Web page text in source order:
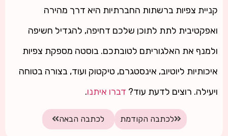
קניית צפיות ברשתות החברתיות היא דרך מהירה
ואפקטיבית לתת לתוכן שלכם דחיפה, להגדיל חשיפה
ולמנף את האלגוריתם לטובתכם. בוסטה מספקת צפיות
איכותיות ליוטיוב, אינסטגרם, טיקטוק ועוד, בצורה בטוחה
ויעילה. רוצים לדעת עוד? דברו איתנו.
לכתבה הקודמת לכתבה הבאה